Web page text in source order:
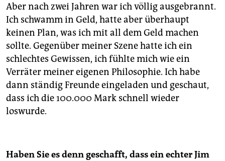
Aber nach zwei Jahren war ich völlig ausgebrannt.
Ich schwamm in Geld, hatte aber überhaupt
keinen Plan, was ich mit all dem Geld machen
sollte. Gegenüber meiner Szene hatte ich ein
schlechtes Gewissen, ich fühlte mich wie ein
Verräter meiner eigenen Philosophie. Ich habe
dann ständig Freunde eingeladen und geschaut,
dass ich die 100.000 Mark schnell wieder
loswurde.
Haben Sie es denn geschafft, dass ein echter Jim